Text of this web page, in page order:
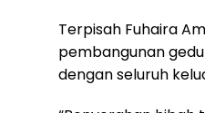
Terpisah Fuhaira
pembangunan
dengan seluruh